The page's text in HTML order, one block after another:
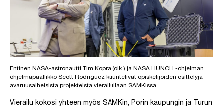
Entinen NASA-astronautti Tim Kopra (oik.) ja NASA HUNCH -ohjelman
ohjelmapäällikkö Scott Rodriguez kuuntelivat opiskelijoiden esittelyjä
avaruusaiheisista projekteista vierailullaan SAMKissa.
Vierailu kokosi yhteen myös SAMKin, Porin kaupungin ja Turun